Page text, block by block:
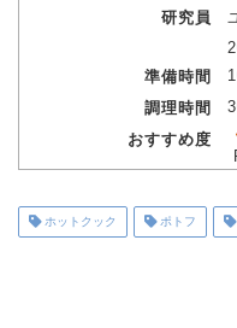
研究員
準備時間
調理時間
おすすめ度
ホットクック ポトフ